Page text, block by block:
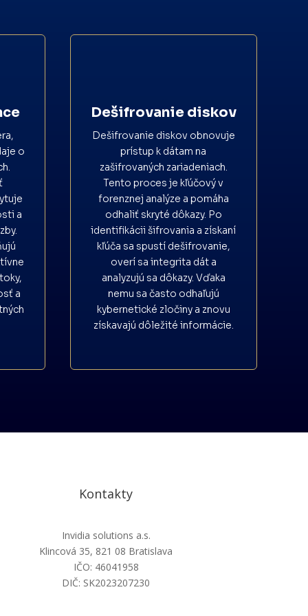
o
a
a
Dešifrovanie diskov
Dešifrovanie diskov obnovuje
prístup k dátam na
zašifrovaných zariadeniach.
Tento proces je kľúčový v
forenznej analýze a pomáha
odhaliť skryté dôkazy. Po
identifikácii šifrovania a získaní
kľúča sa spustí dešifrovanie,
overí sa integrita dát a
analyzujú sa dôkazy. Vďaka
nemu sa často odhaľujú
kybernetické zločiny a znovu
získavajú dôležité informácie.
Kontakty
Invidia solutions a.s.
Klincová 35, 821 08 Bratislava
IČO: 46041958
DIČ: SK2023207230